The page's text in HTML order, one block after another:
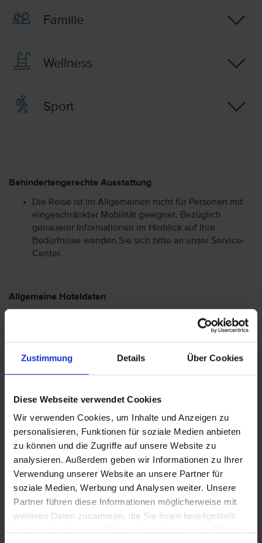
Zustimmung Details Über Cookies
Diese Webseite verwendet Cookies
Wir verwenden Cookies, um Inhalte und Anzeigen zu
personalisieren, Funktionen für soziale Medien anbieten
zu können und die Zugriffe auf unsere Website zu
analysieren. Außerdem geben wir Informationen zu Ihrer
Verwendung unserer Website an unsere Partner für
soziale Medien, Werbung und Analysen weiter. Unsere
Partner führen diese Informationen möglicherweise mit
weiteren Daten zusammen, die Sie ihnen bereitgestellt
Familie
Wellness
Sport
Behindertengerechte Ausstattung
Die Reise ist im Allgemeinen nicht für Personen mit
eingeschränkter Mobilität geeignet. Bezüglich
genauerer Informationen im Hinblick auf Ihre
Bedürfnisse wenden Sie sich bitte an unser Service-
Center.
Allgemeine Hoteldaten
Landeskategorie: 4
Flughafen bei einigen Fluggesellschaften kostenpflichtig
können je nach Fluggesellschaft variieren. Informationen
erhalten Sie im Servicebereich unter Rund um die Reise bei
Informationen zu Fluggesellschaftenvtours
Gepäckinformationen.
Wir möchten Sie darauf aufmerksam machen, dass Sie am
Ankunftstag ab 15 Uhr (örtliche Abweichung vorbehalten) in
Ihr Hotel einchecken können. An Ihrem Abreisetag können
Sie Ihr Zimmer bis 11 Uhr (örtliche Abweichung vorbehalten)
nutzen. Bitte beachten Sie, dass es bei Nur-Hotel-